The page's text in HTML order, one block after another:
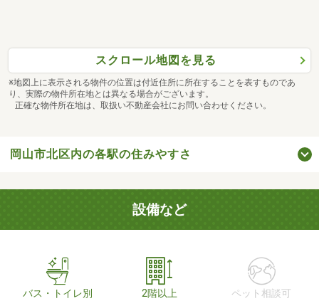
スクロール地図を見る
※地図上に表示される物件の位置は付近住所に所在することを表すものであ
り、実際の物件所在地とは異なる場合がございます。
正確な物件所在地は、取扱い不動産会社にお問い合わせください。
岡山市北区内の各駅の住みやすさ
設備など
バス・トイレ別 2階以上 ペット相談可